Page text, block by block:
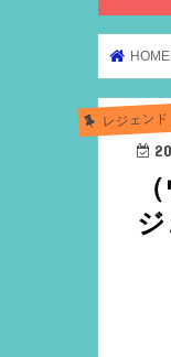
HOME
レジェンド